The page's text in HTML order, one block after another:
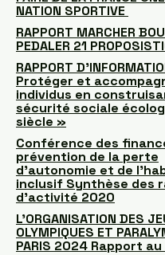
NATION SPORTIVE
RAPPORT MARCHER
PEDALER 21
RAPPORT
Protéger et
individus en
sécurité sociale
siècle »
Conférence des
prévention de la perte
d’autonomie et de
inclusif Synthèse des
d’activité 2020
L’ORGANISATION DES
OLYMPIQUES ET
PARIS 2024 Rapport